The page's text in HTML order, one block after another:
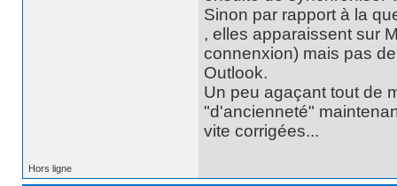
Sinon par rapport à la
, elles apparaissent sur
connenxion) mais pas
Outlook.
Un peu agaçant tout de
"d'ancienneté"
vite corrigées...
Hors ligne